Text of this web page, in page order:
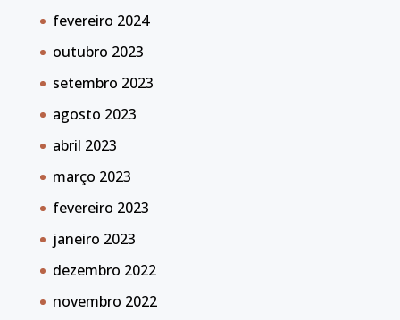
fevereiro 2024
outubro 2023
setembro 2023
agosto 2023
abril 2023
março 2023
fevereiro 2023
janeiro 2023
dezembro 2022
novembro 2022